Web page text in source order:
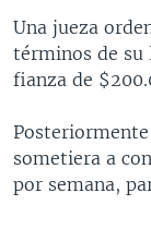
PANORAMA
ESTADOS
EL MUNDO AL
DEPORTIVO
SÍGANOS
Idiomas
Una jueza
términos de su
fianza de
sometiera a
por semana,